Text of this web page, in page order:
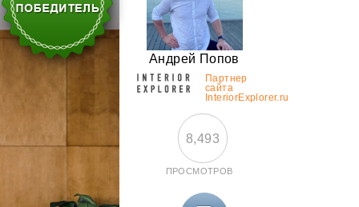
Андрей Попов
Партнер
сайта
InteriorExplorer.ru
8,493
ПРОСМОТРОВ